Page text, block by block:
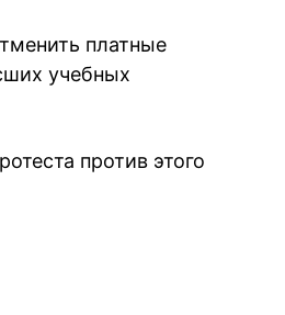
платные
учебных
против этого